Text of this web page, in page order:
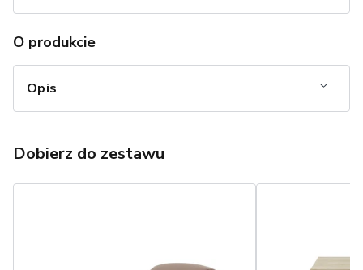
O produkcie
Opis
Dobierz do zestawu